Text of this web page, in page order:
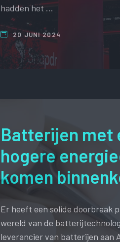
hadden het …
20 JUNI 2024
Batterijen met
hogere
komen
Er heeft een solide doorbraak
wereld van de
leverancier van batterijen aan